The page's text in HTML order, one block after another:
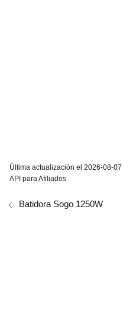
Última actualización el 2026-08-
API para Afiliados
Batidora Sogo 1250W